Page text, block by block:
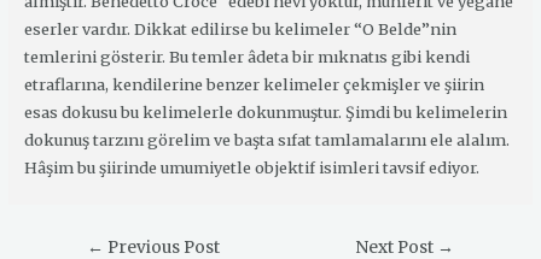
eserler vardır. Dikkat edilirse bu kelimeler “O Belde”nin
temlerini gösterir. Bu temler âdeta bir mıknatıs gibi kendi
etraflarına, kendilerine benzer kelimeler çekmişler ve şiirin
esas dokusu bu kelimelerle dokunmuştur. Şimdi bu kelimelerin
dokunuş tarzını görelim ve başta sıfat tamlamalarını ele alalım.
Hâşim bu şiirinde umumiyetle objektif isimleri tavsif ediyor.
← Previous Post Next Post →